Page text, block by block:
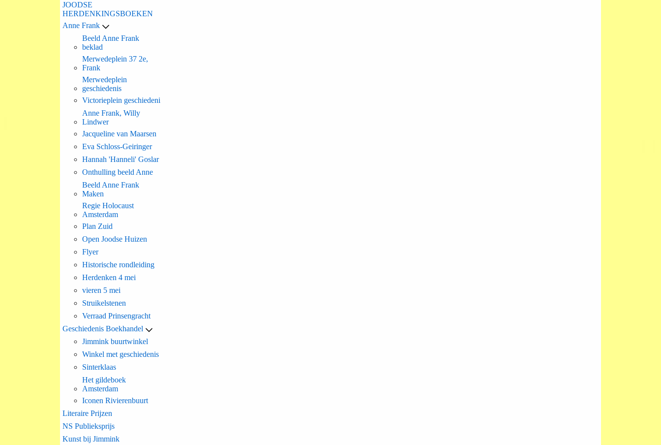
JOODSE
HERDENKINGSBOEKEN
Anne Frank
Beeld Anne Frank
beklad
Merwedeplein 37 2e,
Frank
Merwedeplein
geschiedenis
Victorieplein geschiedeni
Anne Frank, Willy
Lindwer
Jacqueline van Maarsen
Eva Schloss-Geiringer
Hannah 'Hanneli' Goslar
Onthulling beeld Anne
Beeld Anne Frank
Maken
Regie Holocaust
Amsterdam
Plan Zuid
Open Joodse Huizen
Flyer
Historische rondleiding
Herdenken 4 mei
vieren 5 mei
Struikelstenen
Verraad Prinsengracht
Geschiedenis Boekhandel
Jimmink buurtwinkel
Winkel met geschiedenis
Sinterklaas
Het gildeboek
Amsterdam
Iconen Rivierenbuurt
Literaire Prijzen
NS Publieksprijs
Kunst bij Jimmink